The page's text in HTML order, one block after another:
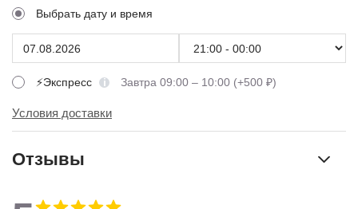
Выбрать дату и время
⚡Экспресс Завтра 09:00 – 10:00 (+500 ₽)
Условия доставки
Отзывы